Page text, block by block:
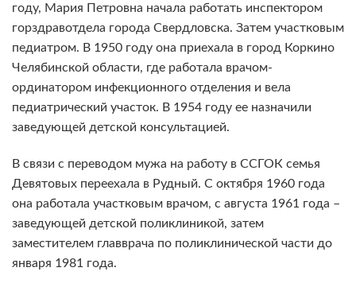
году, Мария Петровна начала работать инспектором
горздравотдела города Свердловска. Затем участковым
педиатром. В 1950 году она приехала в город Коркино
Челябинской области, где работала врачом-
ординатором инфекционного отделения и вела
педиатрический участок. В 1954 году ее назначили
заведующей детской консультацией.
В связи с переводом мужа на работу в ССГОК семья
Девятовых переехала в Рудный. С октября 1960 года
она работала участковым врачом, с августа 1961 года –
заведующей детской поликлиникой, затем
заместителем главврача по поликлинической части до
января 1981 года.